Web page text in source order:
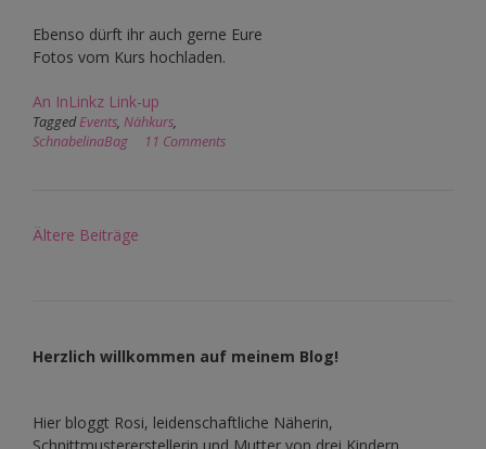
Ebenso dürft ihr auch gerne Eure
Fotos vom Kurs hochladen.
An InLinkz Link-up
TaggedEvents, Nähkurs,
SchnabelinaBag
11 Comments
Beitragsnavigation
Ältere Beiträge
Herzlich willkommen auf meinem Blog!
Hier bloggt Rosi, leidenschaftliche Näherin,